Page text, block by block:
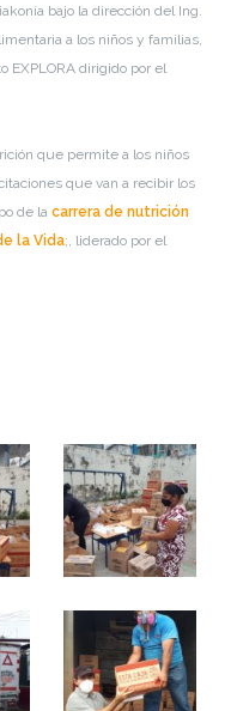
bajo la dirección del Ing.
a los niños y familias,
EXPLORA dirigido por el
que permite a los niños
que van a recibir los
de la carrera de nutrición
la Vida;, liderado por el